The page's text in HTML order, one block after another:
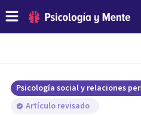
Psicología social y relaciones
Artículo revisado